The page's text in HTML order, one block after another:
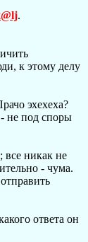
.
к этому делу
эхехеха?
не под споры
все никак не
- чума.
ответа он